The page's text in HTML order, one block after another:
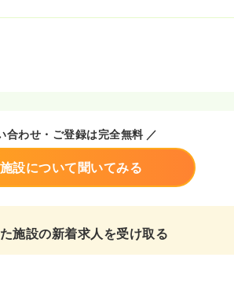
合わせ・ご登録は完全無料 ／
設について聞いてみる
施設の新着求人を受け取る